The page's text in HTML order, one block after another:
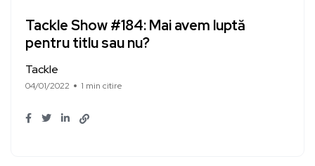
Tackle Show #184: Mai avem luptă
pentru titlu sau nu?
Tackle
04/01/2022 1 min citire